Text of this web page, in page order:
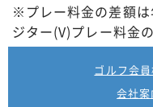
※プレー料金の差額
ジター(V)プレー料金
ゴルフ会
会社案